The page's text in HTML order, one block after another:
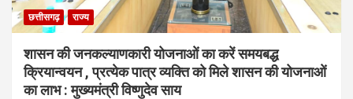
छत्तीसगढ़ राज्य
शासन की जनकल्याणकारी योजनाओं का करें समयबद्ध
क्रियान्वयन , प्रत्येक पात्र व्यक्ति को मिले शासन की योजनाओं
का लाभ : मुख्यमंत्री विष्णुदेव साय